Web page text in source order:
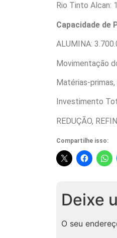
Rio Tinto Alcan:
Capacidade de
ALUMINA:
Movimentação
Matérias-
Investimento
REDUÇÃO,
Compartilhe isso:
Deixe
O seu